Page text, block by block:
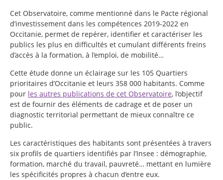
Cet Observatoire, comme mentionné dans le Pacte régional
d’investissement dans les compétences 2019-2022 en
Occitanie, permet de repérer, identifier et caractériser les
publics les plus en difficultés et cumulant différents freins
d’accès à la formation, à l’emploi, de mobilité…
Cette étude donne un éclairage sur les 105 Quartiers
prioritaires d’Occitanie et leurs 358 000 habitants. Comme
pour les autres publications de cet Observatoire, l’objectif
est de fournir des éléments de cadrage et de poser un
diagnostic territorial permettant de mieux connaître ce
public.
Les caractéristiques des habitants sont présentées à travers
six profils de quartiers identifiés par l’Insee : démographie,
formation, marché du travail, pauvreté… mettant en lumière
les spécificités propres à chacun d’entre eux.